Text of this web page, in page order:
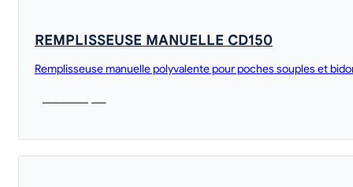
REMPLISSEUSE MANUELLE CD150
Remplisseuse manuelle polyvalente pour poches souples et